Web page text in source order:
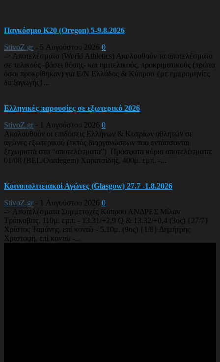
Παγκόσμιο Κ20 (Oregon) 5-9.8.2026
StivoZ.gr - 5 Αυγούστου 2026 0
-> Αποτελέσματα (World Athletics) Ακολουθούν τα αποτελέσματα
σε τελικούς -βάσει θέσης- και ημιτελικούς, προκριματικούς (πρώτα
όσοι προκρίθηκαν) για Ε/Ν Ελλάδος & Κύπρου {με ημερομηνίες
διεξαγωγής}...
Ελληνικές παρουσίες σε εξωτερικό 2026
StivoZ.gr - 1 Αυγούστου 2026 0
Ακολουθούν οι επιδόσεις Ελλήνων & Κυπρίων αθλητών σε
αγώνες εξωτερικού (εκτός διοργανώσεων που εντάσσονται
ξεχωριστά στα “αποτελέσματα”) Πρόσφατα κύρια αποτελέσματα:
01/08 (BEL/Oordegem) Χαρατσίδης, 400μ. εμπ. -...
Κοινοπολιτειακοί Αγώνες (Glasgow) 27.7 -1.8.2026
StivoZ.gr - 1 Αυγούστου 2026 0
-> Αποτελέσματα Συμμετοχές Κύπρου ΑΝΔΡΕΣ Μίλαν
Τράικοβιτς, 110μ. εμπ. - 13.31/+2,9 Q & 13.32/+0,4 (3ος) {27/7}
Χρίστος Ταμάνης, επί κοντώ - 5,10μ. (9ος) {1/8} Δημήτρης
Χριστοφή, επί κοντώ -...